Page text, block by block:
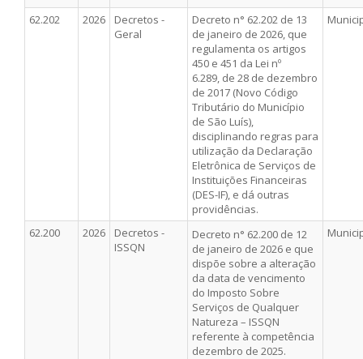
62.202 2026
Decretos -
Geral
Decreto n° 62.202 de 13
de janeiro de 2026, que
regulamenta os artigos
450 e 451 da Lei nº
6.289, de 28 de dezembro
de 2017 (Novo Código
Tributário do Município
de São Luís),
disciplinando regras para
utilização da Declaração
Eletrônica de Serviços de
Instituições Financeiras
(DES-IF), e dá outras
providências.
62.200 2026
Decretos -
ISSQN
Decreto n° 62.200 de 12
de janeiro de 2026 e que
dispõe sobre a alteração
da data de vencimento
do Imposto Sobre
Serviços de Qualquer
Natureza – ISSQN
referente à competência
dezembro de 2025.